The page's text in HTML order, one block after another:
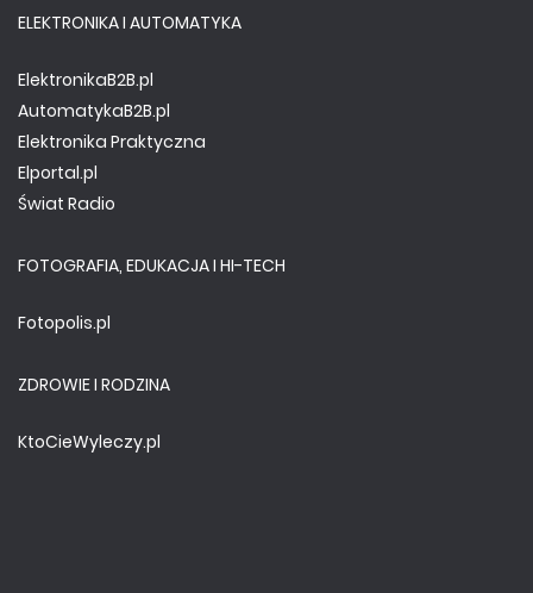
ELEKTRONIKA I AUTOMATYKA
ElektronikaB2B.pl
AutomatykaB2B.pl
Elektronika Praktyczna
Elportal.pl
Świat Radio
FOTOGRAFIA, EDUKACJA I HI-TECH
Fotopolis.pl
ZDROWIE I RODZINA
KtoCieWyleczy.pl